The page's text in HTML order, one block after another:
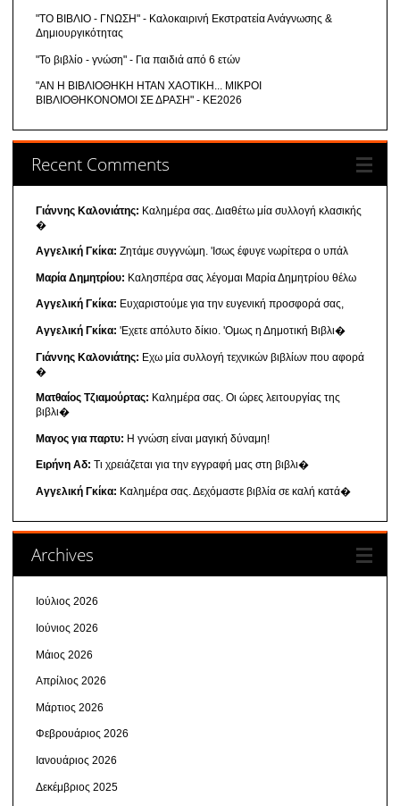
"ΤΟ ΒΙΒΛΙΟ - ΓΝΩΣΗ" - Καλοκαιρινή Εκστρατεία Ανάγνωσης &
Δημιουργικότητας
"Το βιβλίο - γνώση" - Για παιδιά από 6 ετών
"ΑΝ Η ΒΙΒΛΙΟΘΗΚΗ ΗΤΑΝ ΧΑΟΤΙΚΗ... ΜΙΚΡΟΙ
ΒΙΒΛΙΟΘΗΚΟΝΟΜΟΙ ΣΕ ΔΡΑΣΗ" - ΚΕ2026
Recent Comments
Γιάννης Καλονιάτης: Καλημέρα σας. Διαθέτω μία συλλογή κλασικής
�
Αγγελική Γκίκα: Ζητάμε συγγνώμη. 'Ισως έφυγε νωρίτερα ο υπάλ
Μαρία Δημητρίου: Καλησπέρα σας λέγομαι Μαρία Δημητρίου θέλω
Αγγελική Γκίκα: Ευχαριστούμε για την ευγενική προσφορά σας,
Αγγελική Γκίκα: 'Εχετε απόλυτο δίκιο. 'Ομως η Δημοτική Βιβλι�
Γιάννης Καλονιάτης: Εχω μία συλλογή τεχνικών βιβλίων που αφορά
�
Ματθαίος Τζιαμούρτας: Καλημέρα σας. Οι ώρες λειτουργίας της
βιβλι�
Μαγος για παρτυ: Η γνώση είναι μαγική δύναμη!
Ειρήνη Αδ: Τι χρειάζεται για την εγγραφή μας στη βιβλι�
Αγγελική Γκίκα: Καλημέρα σας. Δεχόμαστε βιβλία σε καλή κατά�
Archives
Ιούλιος 2026
Ιούνιος 2026
Μάιος 2026
Απρίλιος 2026
Μάρτιος 2026
Φεβρουάριος 2026
Ιανουάριος 2026
Δεκέμβριος 2025